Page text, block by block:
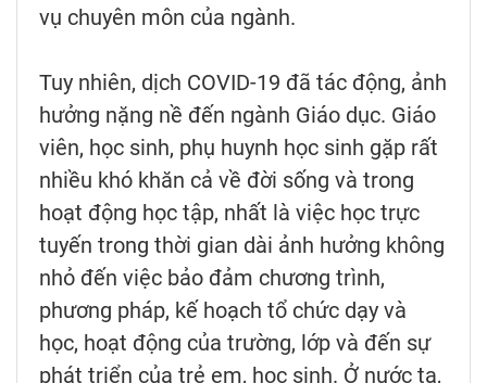
vụ chuyên môn của ngành.
Tuy nhiên, dịch COVID-19 đã tác động, ảnh
hưởng nặng nề đến ngành Giáo dục. Giáo
viên, học sinh, phụ huynh học sinh gặp rất
nhiều khó khăn cả về đời sống và trong
hoạt động học tập, nhất là việc học trực
tuyến trong thời gian dài ảnh hưởng không
nhỏ đến việc bảo đảm chương trình,
phương pháp, kế hoạch tổ chức dạy và
học, hoạt động của trường, lớp và đến sự
phát triển của trẻ em, học sinh. Ở nước ta,